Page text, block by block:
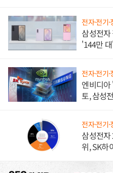
전자·전기
삼성전자
'144만
전자·전기
엔비디
토, 삼성
전자·전기
삼성전
위, SK하